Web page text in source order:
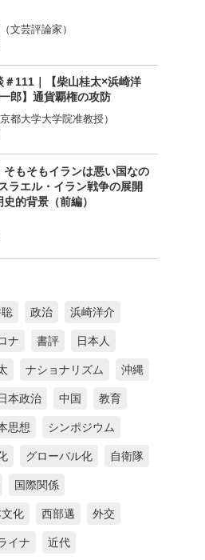
文芸評論家）
＃111｜【柴山桂太×浜崎洋
郎】通貨覇権の攻防
都大学大学院准教授）
そもそもイランは悪い国なの
ラエル・イラン戦争の展開
的背景（前編）
政治 浜崎洋介
ナ 書評 日本人
ナショナリズム 沖縄
本政治 中国 教育
思想 シンポジウム
グローバル化 自衛隊
国際関係
化 西部邁 外交
イナ 近代